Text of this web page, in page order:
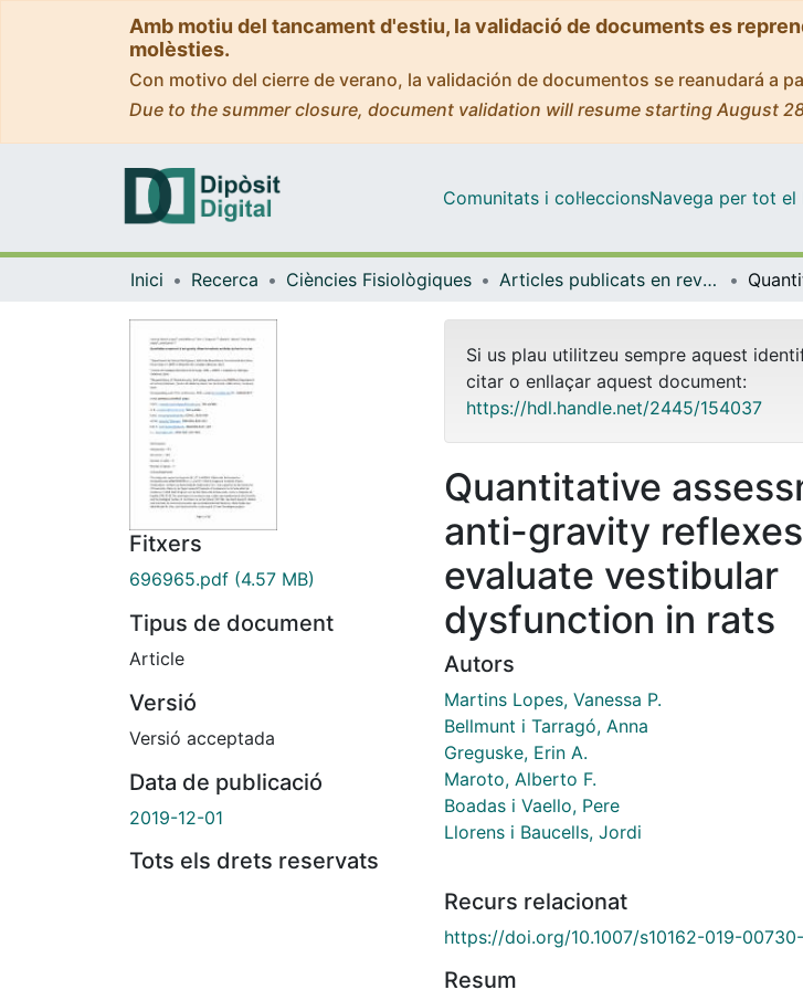
Amb motiu del tancament d'estiu, la validació de documents es
molèsties.
Con motivo del cierre de verano, la validación de documentos se reanudará a
Due to the summer closure, document validation will resume starting August
Comunitats i col·leccionsNavega per tot el
Inici Recerca Ciències Fisiològiques Articles publicats en revistes (Ciències Fisiològiques)
Fitxers
696965.pdf (4.57 MB)
Tipus de document
Article
Versió
Versió acceptada
Data de publicació
2019-12-01
Tots els drets reservats
Si us plau utilitzeu sempre aquest
citar o enllaçar aquest document:
https://hdl.handle.net/2445/154037
Quantitative
anti-gravity
evaluate vestibular
dysfunction in rats
Autors
Martins Lopes, Vanessa P.
Bellmunt i Tarragó, Anna
Greguske, Erin A.
Maroto, Alberto F.
Boadas i Vaello, Pere
Llorens i Baucells, Jordi
Recurs relacionat
https://doi.org/10.1007/s10162-019-
Resum